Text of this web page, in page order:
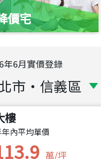
價宅
年6月實價登錄
市 ・ 信義區
樓
內平均單價
萬/坪